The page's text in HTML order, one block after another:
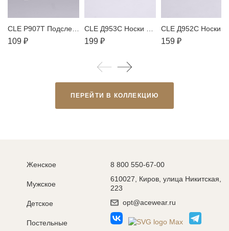
109 ₽ 199 ₽ 159 ₽
ПЕРЕЙТИ В КОЛЛЕКЦИЮ
Женское
Мужское
Детское
Постельные
8 800 550-67-00
610027, Киров, улица Никитская,
223
opt@acewear.ru